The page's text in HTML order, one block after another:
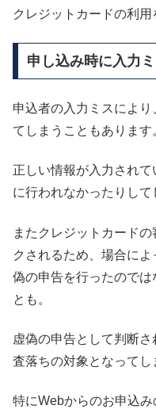
クレジットカードの利用
申し込み時に入力
申込者の入力ミスによ
てしまうこともあります
正しい情報が入力され
に行われなかったりして
またクレジットカード
クされるため、場合に
偽の申告を行ったので
とも。
虚偽の申告として判断
査落ちの対象となってし
特にWebからのお申込